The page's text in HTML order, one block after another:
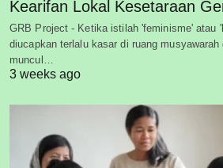
Kearifan Lokal Kesetaraan
GRB Project - Ketika istilah 'feminisme' atau
diucapkan terlalu kasar di ruang
muncul…
3 weeks ago